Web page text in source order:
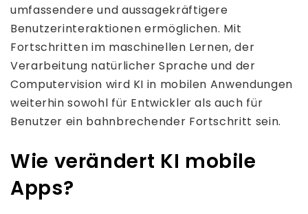
umfassendere und aussagekräftigere
Benutzerinteraktionen ermöglichen. Mit
Fortschritten im maschinellen Lernen, der
Verarbeitung natürlicher Sprache und der
Computervision wird KI in mobilen Anwendungen
weiterhin sowohl für Entwickler als auch für
Benutzer ein bahnbrechender Fortschritt sein.
Wie verändert KI mobile
Apps?